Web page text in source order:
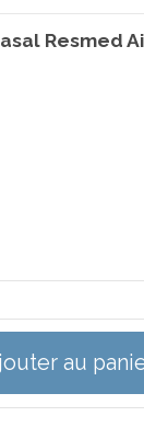
Resmed
au